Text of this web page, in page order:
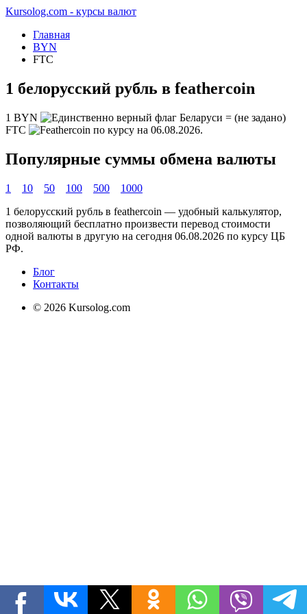
Kursolog.com - курсы валют
Главная
BYN
FTC
1 белорусский рубль в feathercoin
1 BYN = (не задано)
FTC
по курсу на 06.08.2026.
Популярные суммы обмена валюты
1 10 50 100 500
1000
1 белорусский рубль в feathercoin — удобный калькулятор,
позволяющий бесплатно произвести перевод стоимости
одной валюты в другую на сегодня 06.08.2026 по курсу ЦБ
РФ.
Блог
Контакты
© 2026 Kursolog.com